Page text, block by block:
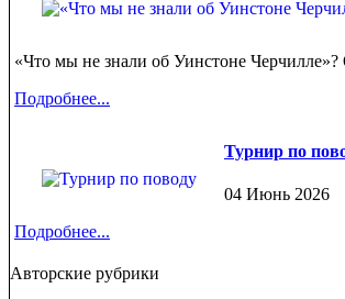
«Что мы не знали об Уинстоне
Подробнее...
Турнир по
04 Июнь 2026
Подробнее...
Авторские рубрики